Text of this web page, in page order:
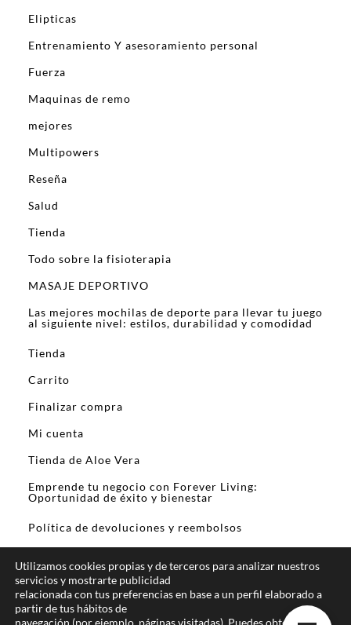
Elipticas
Entrenamiento Y asesoramiento personal
Fuerza
Maquinas de remo
mejores
Multipowers
Reseña
Salud
Tienda
Todo sobre la fisioterapia
MASAJE DEPORTIVO
Las mejores mochilas de deporte para llevar tu juego
al siguiente nivel: estilos, durabilidad y comodidad
Tienda
Carrito
Finalizar compra
Mi cuenta
Tienda de Aloe Vera
Emprende tu negocio con Forever Living:
Oportunidad de éxito y bienestar
Política de devoluciones y reembolsos
En calidad de Afiliado de Amazon y otros
Utilizamos cookies propias y de terceros para analizar nuestros
servicios y mostrarte publicidad
relacionada con tus preferencias en base a un perfil elaborado a
partir de tus hábitos de
navegación (por ejemplo, páginas visitadas). Puedes obtener más